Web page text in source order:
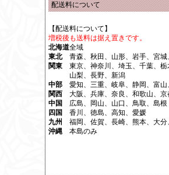
配送料について
【配送料について】
増税後も送料は据え置きです。
北海道全域
東北
青森、秋田、山形、岩手、宮城
関東
東京、神奈川、埼玉、千葉、
山梨、長野、新潟
中部
愛知、三重、岐阜、静岡、富
関西
大阪、兵庫、奈良、和歌山、京
中国
広島、岡山、山口、鳥取、島根
四国
香川、徳島、高知、愛媛
九州
福岡、佐賀、長崎、熊本、大
沖縄
本島のみ